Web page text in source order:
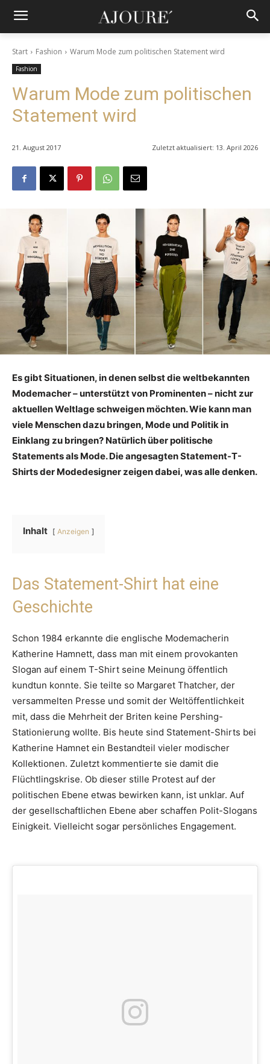
Start Fashion Warum Mode zum politischen Statement wird
Fashion
Warum Mode zum politischen
Statement wird
21. August 2017 Zuletzt aktualisiert: 13. April 2026
Es gibt Situationen, in denen selbst die weltbekannten
Modemacher – unterstützt von Prominenten – nicht zur
aktuellen Weltlage schweigen möchten. Wie kann man
viele Menschen dazu bringen, Mode und Politik in
Einklang zu bringen? Natürlich über politische
Statements als Mode. Die angesagten Statement-T-
Shirts der Modedesigner zeigen dabei, was alle denken.
Inhalt Anzeigen
Das Statement-Shirt hat eine
Geschichte
Schon 1984 erkannte die englische Modemacherin
Katherine Hamnett, dass man mit einem provokanten
Slogan auf einem T-Shirt seine Meinung öffentlich
kundtun konnte. Sie teilte so Margaret Thatcher, der
versammelten Presse und somit der Weltöffentlichkeit
mit, dass die Mehrheit der Briten keine Pershing-
Stationierung wollte. Bis heute sind Statement-Shirts bei
Katherine Hamnet ein Bestandteil vieler modischer
Kollektionen. Zuletzt kommentierte sie damit die
Flüchtlingskrise. Ob dieser stille Protest auf der
politischen Ebene etwas bewirken kann, ist unklar. Auf
der gesellschaftlichen Ebene aber schaffen Polit-Slogans
Einigkeit. Vielleicht sogar persönliches Engagement.